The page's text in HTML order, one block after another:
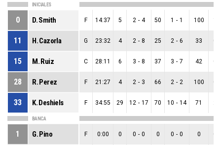
INICIALES
0 D. Smith F 14:37 5 2 - 4 50 1 - 1 100 1
11 H. Cazorla G 23:32 4 2 - 8 25 2 - 6 33 0
15 M. Ruiz C 28:11 6 3 - 8 37 3 - 7 42 0
28 R. Perez F 21:27 4 2 - 3 66 2 - 2 100 0
33 K. Deshiels F 34:55 29 12 - 17 70 10 - 14 71 2
BANCA
1 G. Pino F 0:00 0 0 - 0 0 0 - 0 0 0